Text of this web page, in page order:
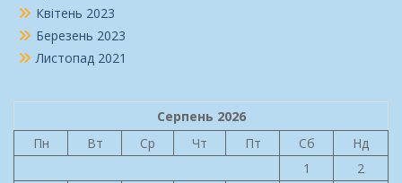
Квітень 2023
Березень 2023
Листопад 2021
Серпень 2026
Пн
Вт Ср Чт Пт Сб
Нд
1
2